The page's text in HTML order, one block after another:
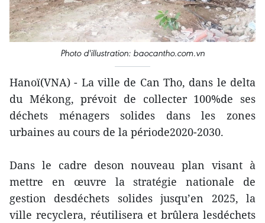
Photo d'illustration: baocantho.com.vn
Hanoï(VNA) - La ville de Can Tho, dans le delta
du Mékong, prévoit de collecter 100%de ses
déchets ménagers solides dans les zones
urbaines au cours de la période2020-2030.
Dans le cadre deson nouveau plan visant à
mettre en œuvre la stratégie nationale de
gestion desdéchets solides jusqu’en 2025, la
ville recyclera, réutilisera et brûlera lesdéchets